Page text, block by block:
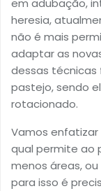
em adubação,
heresia,
não é mais
adaptar as
dessas
pastejo, sendo
rotacionado.
Vamos
qual permite ao
menos áreas,
para isso é